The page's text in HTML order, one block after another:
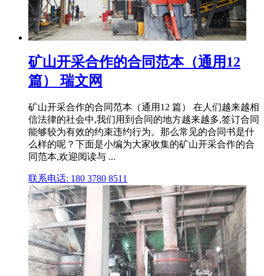
矿山开采合作的合同范本（通用12
篇） 瑞文网
矿山开采合作的合同范本（通用12 篇） 在人们越来越相
信法律的社会中,我们用到合同的地方越来越多,签订合同
能够较为有效的约束违约行为。那么常见的合同书是什
么样的呢？下面是小编为大家收集的矿山开采合作的合
同范本,欢迎阅读与 ...
联系电话: 180 3780 8511